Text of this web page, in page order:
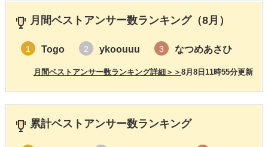
月間ベストアンサー数ランキング（8月）
1 Togo 2 ykoouuu 3 なつめあさひ
8月8日11時55分更新
月間ベストアンサー数ランキング詳細＞＞
累計ベストアンサー数ランキング